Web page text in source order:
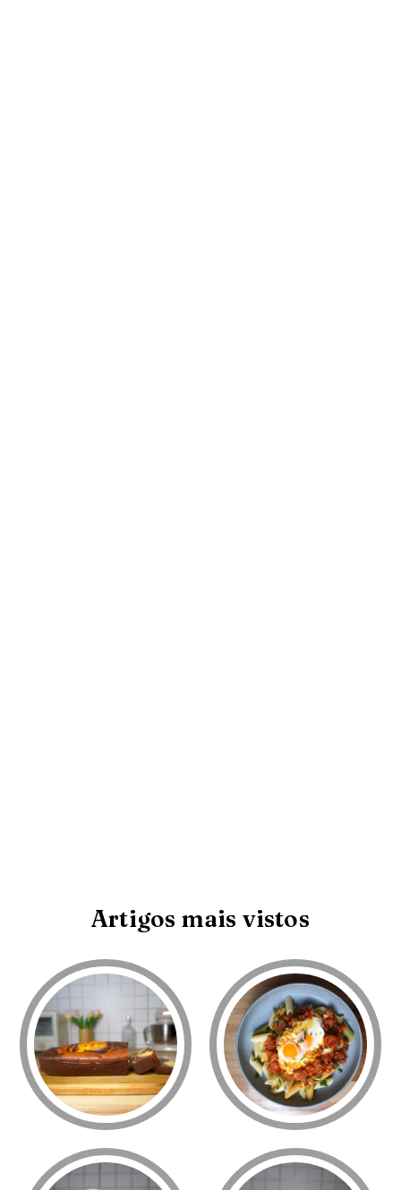
Artigos mais vistos